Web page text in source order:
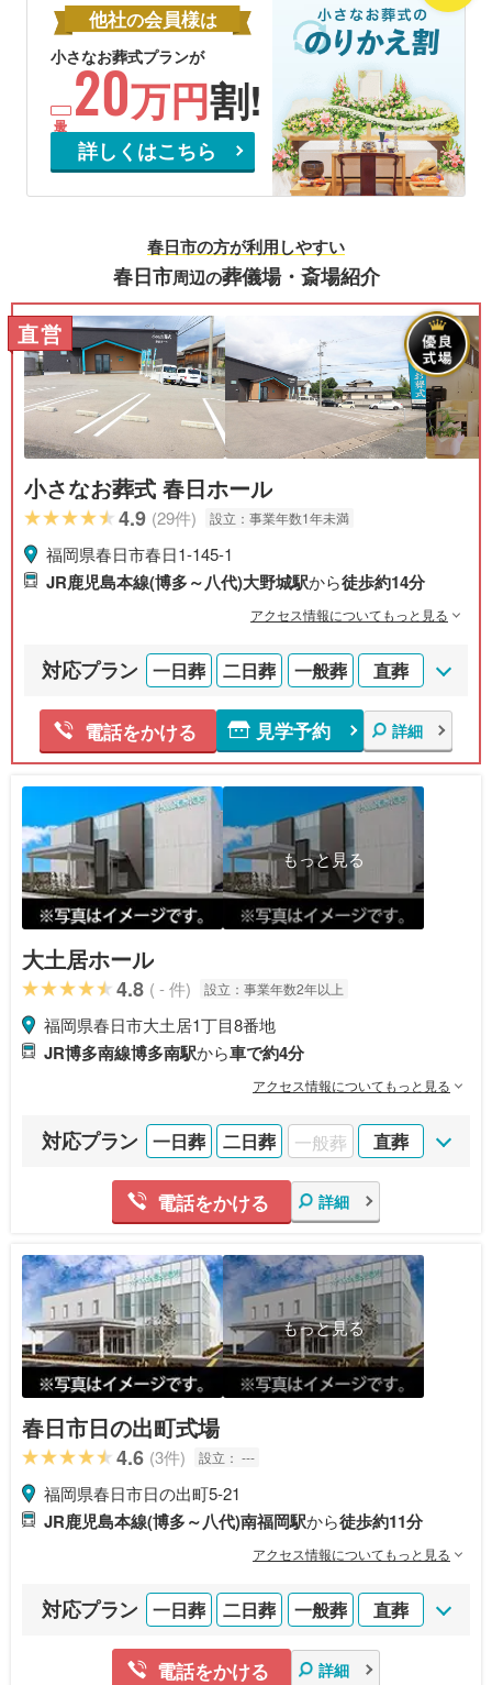
他社の会員様は
小さなお葬式プランが
20万円割!
詳しくはこちら
春日市の方が利用しやすい
春日市周辺の葬儀場・斎場紹介
直営
小さなお葬式 春日ホール
4.9 (29件) 設立： 事業年数1年未満
福岡県春日市春日1-145-1
JR鹿児島本線(博多～八代)大野城駅から徒歩約14分
アクセス情報についてもっと見る
対応プラン 一日葬 二日葬 一般葬 直葬
電話をかける 見学予約 詳細
もっと見る
大土居ホール
4.8 ( - 件) 設立： 事業年数2年以上
福岡県春日市大土居1丁目8番地
JR博多南線博多南駅から車で約4分
アクセス情報についてもっと見る
対応プラン 一日葬 二日葬 一般葬 直葬
電話をかける 詳細
もっと見る
春日市日の出町式場
4.6 (3件) 設立： ---
福岡県春日市日の出町5‐21
JR鹿児島本線(博多～八代)南福岡駅から徒歩約11分
アクセス情報についてもっと見る
対応プラン 一日葬 二日葬 一般葬 直葬
電話をかける 詳細